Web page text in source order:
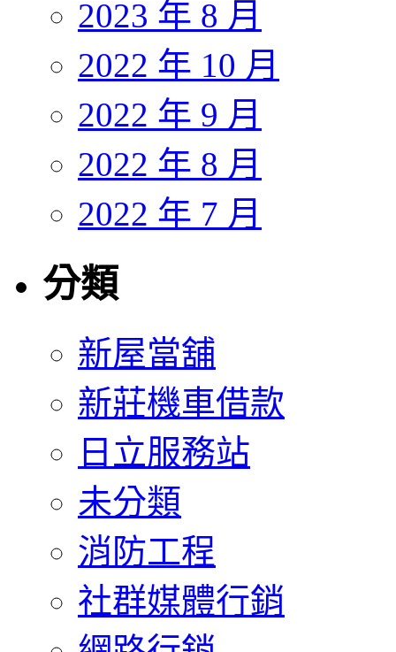
2023 年 8 月
2022 年 10 月
2022 年 9 月
2022 年 8 月
2022 年 7 月
分類
新屋當舖
新莊機車借款
日立服務站
未分類
消防工程
社群媒體行銷